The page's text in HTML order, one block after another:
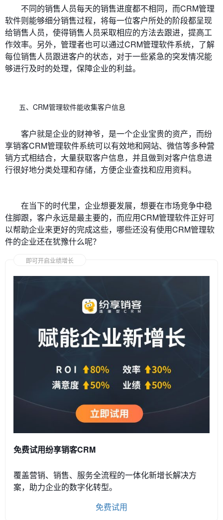
不同的销售人员每天的销售进度都不相同，而CRM管理
软件则能够细分销售过程，将每一位客户所处的阶段都呈现
给销售人员，使得销售人员采取相应的方法去跟进，提高工
作效率。另外，管理者也可以通过CRM管理软件系统，了解
每位销售人员跟进客户的状态，对于一些紧急的突发情况能
够进行及时的处理，保障企业的利益。
五、CRM管理软件能收集客户信息
客户就是企业的财神爷，是一个企业宝贵的资产，而纷
享销客CRM管理软件系统可以有效地和网站、微信等多种营
销方式相结合，大量获取客户信息，并且做到对客户信息进
行很好地分类处理和存储，方便企业查找和应用资料。
在当下的时代里，企业想要发展，想要在市场竞争中稳
住脚跟，客户永远是最主要的，而应用CRM管理软件正好可
以帮助企业来更好的完成这些，哪些还没有使用CRM管理软
件的企业还在犹豫什么呢？
即可开启业绩增长
免费试用纷享销客CRM
覆盖营销、销售、服务全流程的一体化新增长解决方
案，助力企业的数字化转型。
免费试用